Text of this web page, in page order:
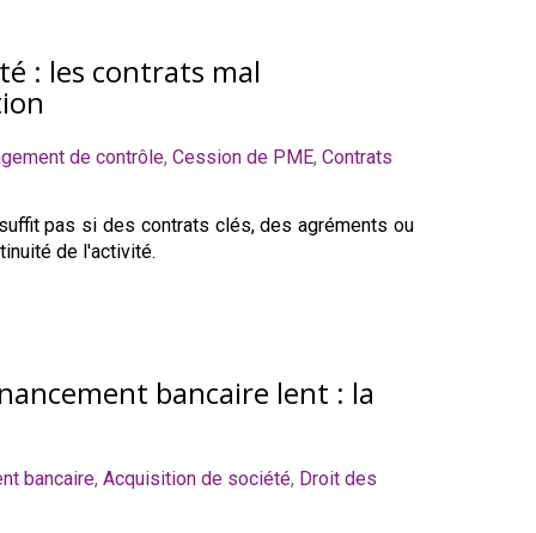
: les contrats mal
de contrôle, Cession de PME, Contrats
pas si des contrats clés, des agréments ou
de l'activité.
bancaire lent : la
bancaire, Acquisition de société, Droit des